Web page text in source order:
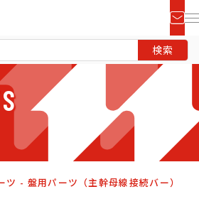
ツ - 盤用パーツ（主幹母線接続バー）